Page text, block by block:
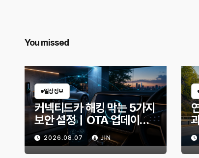
You missed
일상정보
커넥티드카 해킹 막는 5가지
보안 설정｜OTA 업데이트
부터 디지털 키까지, 지금 확
인할 것은?
2026.08.07 JIN